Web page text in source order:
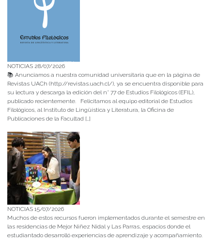
NOTICIAS 28/07/2026
📚 Anunciamos a nuestra comunidad universitaria que en la página de
Revistas UACh (http://revistas.uach.cl/), ya se encuentra disponible para
su lectura y descarga la edición del n° 77 de Estudios Filológicos (EFIL),
publicado recientemente. Felicitamos al equipo editorial de Estudios
Filológicos, al Instituto de Lingüística y Literatura, la Oficina de
Publicaciones de la Facultad […]
NOTICIAS 15/07/2026
Muchos de estos recursos fueron implementados durante el semestre en
las residencias de Mejor Niñez Nidal y Las Parras, espacios donde el
estudiantado desarrolló experiencias de aprendizaje y acompañamiento.